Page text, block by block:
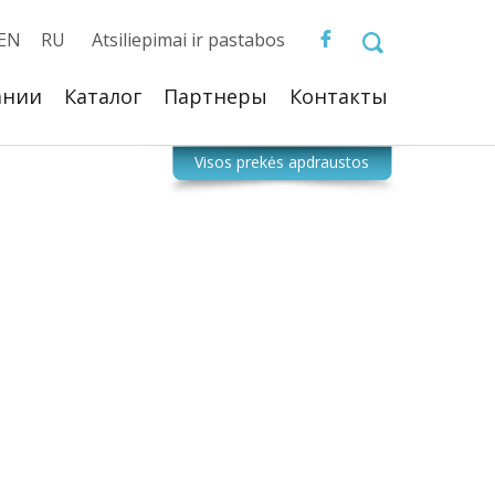
Atsiliepimai ir pastabos
RU
Каталог Партнеры Контакты